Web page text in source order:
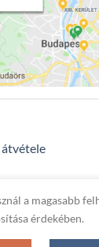
a magasabb
érdekében.